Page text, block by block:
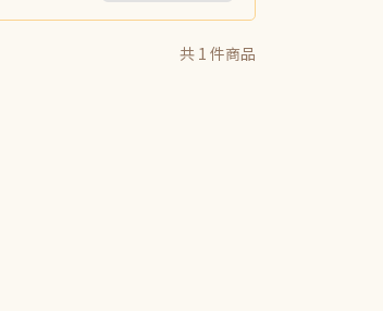
共 1 件商品